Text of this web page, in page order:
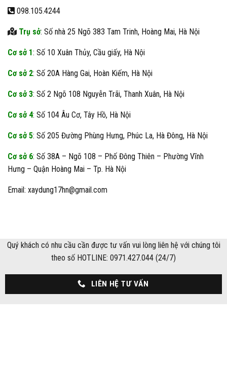
098.105.4244
Trụ sở: Số nhà 25 Ngõ 383 Tam Trinh, Hoàng Mai, Hà Nội
Cơ sở 1: Số 10 Xuân Thủy, Cầu giấy, Hà Nội
Cơ sở 2: Số 20A Hàng Gai, Hoàn Kiếm, Hà Nội
Cơ sở 3: Số 2 Ngõ 108 Nguyễn Trãi, Thanh Xuân, Hà Nội
Cơ sở 4: Số 104 Âu Cơ, Tây Hồ, Hà Nội
Cơ sở 5: Số 205 Đường Phùng Hưng, Phúc La, Hà Đông, Hà Nội
Cơ sở 6: Số 38A – Ngõ 108 – Phố Đông Thiên – Phường Vĩnh
Hưng – Quận Hoàng Mai – Tp. Hà Nội
Email: xaydung17hn@gmail.com
Quý khách có nhu cầu cần được tư vấn vui lòng liên hệ với chúng tôi
theo số HOTLINE: 0971.427.044 (24/7)
LIÊN HỆ TƯ VẤN